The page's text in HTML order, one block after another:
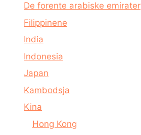
De forente arabiske emirater
Filippinene
India
Indonesia
Japan
Kambodsja
Kina
Hong Kong